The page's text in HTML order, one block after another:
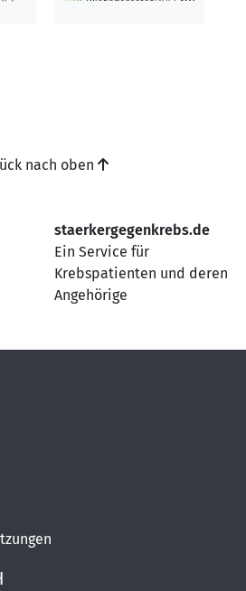
staerkergegenkrebs.de
Ein Service für
Krebspatienten und deren
Angehörige
nach oben